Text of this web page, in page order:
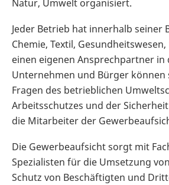
Natur, Umwelt organisiert.
Jeder Betrieb hat innerhalb seiner
Chemie, Textil,
einen eigenen Ansprechpartner in
Unternehmen und Bürger können
Fragen des betrieblichen
Arbeitsschutzes und der
die Mitarbeiter der
Die Gewerbeaufsicht sorgt mit
Spezialisten für die Umsetzung
Schutz von Beschäftigten und